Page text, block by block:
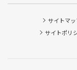
サイトマ
サイトポリ